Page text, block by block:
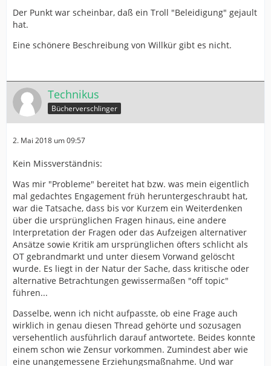
Der Punkt war scheinbar, daß ein Troll "Beleidigung" gejault
hat.
Eine schönere Beschreibung von Willkür gibt es nicht.
Technikus
Bücherverschlinger
2. Mai 2018 um 09:57
Kein Missverständnis:
Was mir "Probleme" bereitet hat bzw. was mein eigentlich
mal gedachtes Engagement früh heruntergeschraubt hat,
war die Tatsache, dass bis vor Kurzem ein Weiterdenken
über die ursprünglichen Fragen hinaus, eine andere
Interpretation der Fragen oder das Aufzeigen alternativer
Ansätze sowie Kritik am ursprünglichen öfters schlicht als
OT gebrandmarkt und unter diesem Vorwand gelöscht
wurde. Es liegt in der Natur der Sache, dass kritische oder
alternative Betrachtungen gewissermaßen "off topic"
führen...
Dasselbe, wenn ich nicht aufpasste, ob eine Frage auch
wirklich in genau diesen Thread gehörte und sozusagen
versehentlich ausführlich darauf antwortete. Beides konnte
einem schon wie Zensur vorkommen. Zumindest aber wie
eine unangemessene Erziehungsmaßnahme. Und war